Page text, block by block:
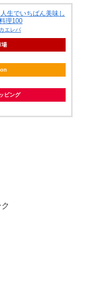
生でいちばん美味し
理100
カエレバ
場
ピング